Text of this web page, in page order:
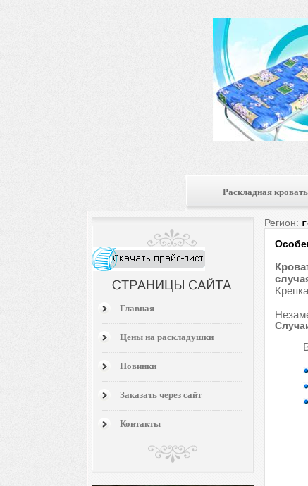
Раскладная кровать
Главная
Цены на раскладушки
Новинки
Заказать через сайт
Контакты
Регион: